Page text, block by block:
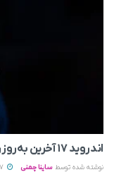
اندروید ۱۷ آخرین به‌روزرسانی این گوشی‌های سامسونگ است
نوشته شده توسط ساینا چمنی